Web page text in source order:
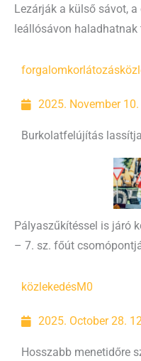
Lezárják a külső sávot,
leállósávon haladhatnak
forgalomkorlátozás
2025. November
Burkolatfelújítás
Pályaszűkítéssel is járó
– 7. sz. főút
közlekedésM0
2025. October 28.
Hosszabb menetidőre